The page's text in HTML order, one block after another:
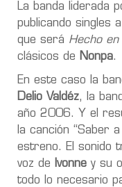
La banda liderada
publicando singles
que será Hecho
clásicos de
Nonpa.
En este caso la
Delio Valdéz, la
año 2006. Y el
la canción “Saber
estreno. El sonido
voz de
Ivonne y su
todo lo necesario